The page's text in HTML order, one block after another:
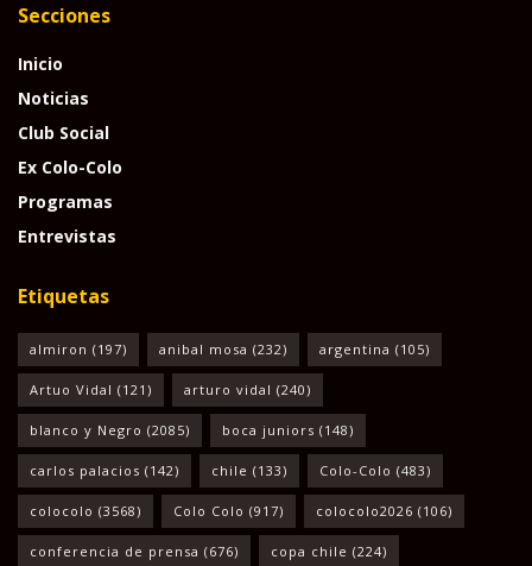
Secciones
Inicio
Noticias
Club Social
Ex Colo-Colo
Programas
Entrevistas
Etiquetas
almiron (197) anibal mosa (232) argentina (105)
Artuo Vidal (121) arturo vidal (240)
blanco y Negro (2085) boca juniors (148)
carlos palacios (142) chile (133) Colo-Colo (483)
colocolo (3568) Colo Colo (917) colocolo2026 (106)
conferencia de prensa (676) copa chile (224)